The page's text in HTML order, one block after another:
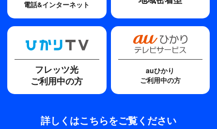
電話&インターネット
フレッツ光
ご利用中の方
auひかり
ご利用中の方
詳しくはこちらをご覧ください